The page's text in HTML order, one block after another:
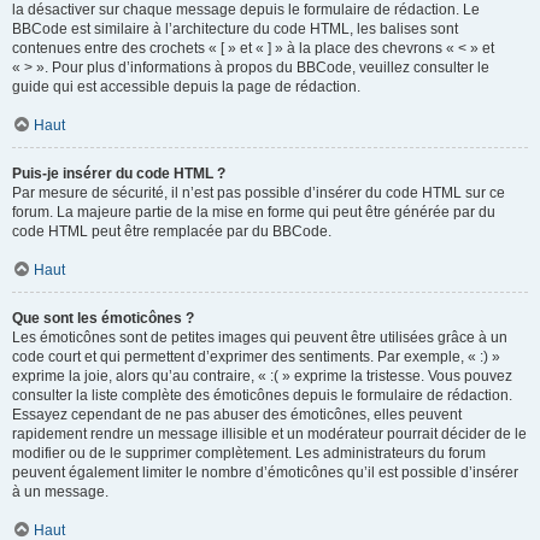
la désactiver sur chaque message depuis le formulaire de rédaction. Le
BBCode est similaire à l’architecture du code HTML, les balises sont
contenues entre des crochets « [ » et « ] » à la place des chevrons « < » et
« > ». Pour plus d’informations à propos du BBCode, veuillez consulter le
guide qui est accessible depuis la page de rédaction.
Haut
Puis-je insérer du code HTML ?
Par mesure de sécurité, il n’est pas possible d’insérer du code HTML sur ce
forum. La majeure partie de la mise en forme qui peut être générée par du
code HTML peut être remplacée par du BBCode.
Haut
Que sont les émoticônes ?
Les émoticônes sont de petites images qui peuvent être utilisées grâce à un
code court et qui permettent d’exprimer des sentiments. Par exemple, « :) »
exprime la joie, alors qu’au contraire, « :( » exprime la tristesse. Vous pouvez
consulter la liste complète des émoticônes depuis le formulaire de rédaction.
Essayez cependant de ne pas abuser des émoticônes, elles peuvent
rapidement rendre un message illisible et un modérateur pourrait décider de le
modifier ou de le supprimer complètement. Les administrateurs du forum
peuvent également limiter le nombre d’émoticônes qu’il est possible d’insérer
à un message.
Haut